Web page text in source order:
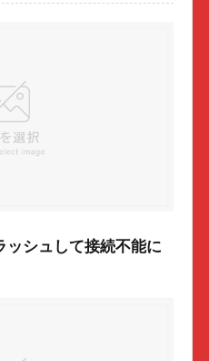
ッシュして接続不能に